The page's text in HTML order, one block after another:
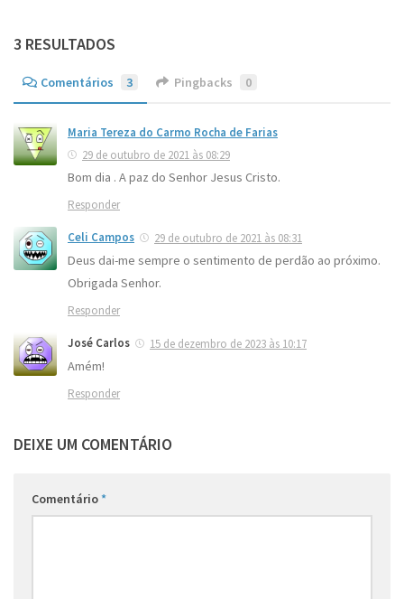
3 RESULTADOS
Comentários 3 Pingbacks 0
Maria Tereza do Carmo Rocha de Farias
29 de outubro de 2021 às 08:29
Bom dia . A paz do Senhor Jesus Cristo.
Responder
Celi Campos 29 de outubro de 2021 às 08:31
Deus dai-me sempre o sentimento de perdão ao próximo.
Obrigada Senhor.
Responder
José Carlos 15 de dezembro de 2023 às 10:17
Amém!
Responder
DEIXE UM COMENTÁRIO
Comentário*